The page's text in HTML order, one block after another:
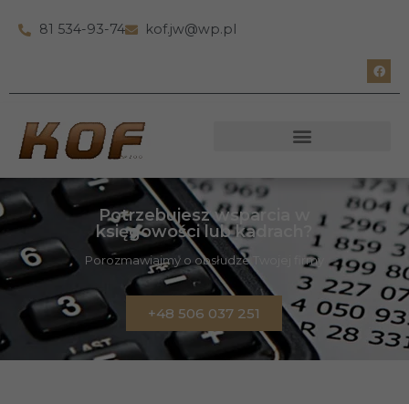
81 534-93-74 kof.jw@wp.pl
Potrzebujesz wsparcia w
księgowości lub kadrach?
Porozmawiajmy o obsłudze Twojej firmy
+48 506 037 251